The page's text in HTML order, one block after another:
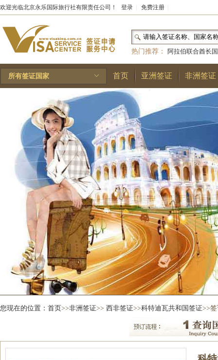
欢迎光临北京永乐国际旅行社有限责任公司！ 登录 免费注册
热门推荐：
阿拉伯联合酋长国
和国|布基纳法索|巴勒斯坦
林王国|安道尔公国|
所有签证国家 首页 亚洲签证 非洲签证
您现在的位置： 首页>>非洲签证>> 西非签证>>科特迪瓦共和国签证>>